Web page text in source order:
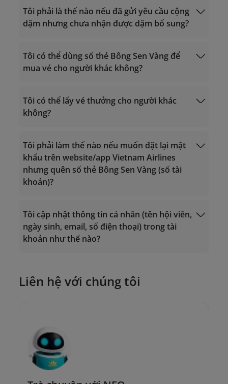
khác
cho hội viên Triệu Dặm, Bạch Kim, Vàng):
trong vòng 2 ngày làm việc tính từ ngày
cho hội viên Titan, Bạc, Đăng ký): trong
vòng 3 ngày làm việc tính từ ngày bay.
Tìm hiểu thêm
Giờ hoạt động 24/7
Gọi trong lãnh thổ Việt Nam: 1900 1800
Gọi từ nước ngoài về Việt Nam: +84 24
Email:
vip.lotusmiles@vietnamairlines.com
(dành cho hội viên Triệu Dặm, Bạch
Kim, Vàng);
ký);
2. Liên hệchi nhánh của Vietnam Airlines
được hướng dẫn trực tiếp.
Tôi phải là thế nào nếu đã gửi yêu cầu cộng
dặm nhưng chưa nhận được dặm bổ sung?
Gọi trong lãnh thổ Việt Nam: 1900 1800
Gọi từ nước ngoài về Việt Nam: +84 24
vip.lotusmiles@vietnamairlines.com
(dành cho hội viên Triệu Dặm, Bạch
Kim, Vàng);
lotusmiles@vietnamairlines.com
2. Liên hệchi nhánh của Vietnam Airlinesđể
được hướng dẫn trực tiếp.
Tôi có thể dùng số thẻ Bông Sen Vàng để
mua vé cho người khác không?
Tôi có thể lấy vé thưởng cho người khác
không?
Đổi dặm lấy vé
thưởng.
Tôi phải làm thế nào nếu muốn đặt lại mật
khẩu trên website/app Vietnam Airlines
nhưng quên số thẻ Bông Sen Vàng (số tài
khoản)?
Đăng nhập
Tôi cập nhật thông tin cá nhân (tên hội viên,
ngày sinh, email, số điện thoại) trong tài
khoản như thế nào?
Liên hệ với chúng tôi